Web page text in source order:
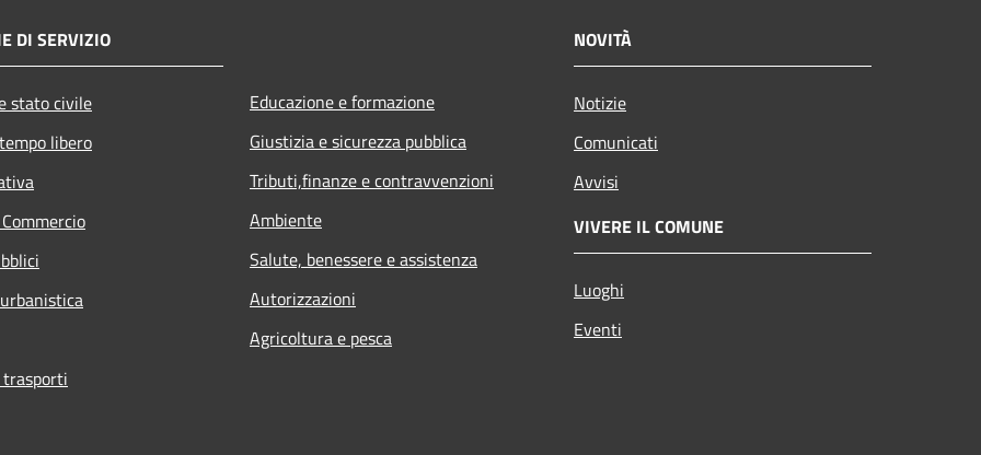
DI SERVIZIO
stato civile
libero
Educazione e formazione
Giustizia e sicurezza pubblica
Tributi,finanze e contravvenzioni
Ambiente
Salute, benessere e assistenza
Autorizzazioni
Agricoltura e pesca
NOVITÀ
Notizie
Comunicati
Avvisi
VIVERE IL COMUNE
Luoghi
Eventi